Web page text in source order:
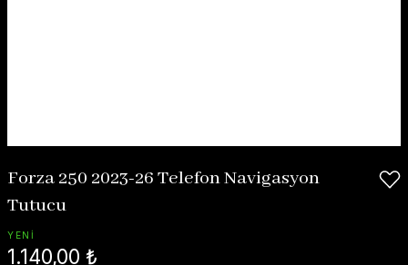
Forza 250 2023-26 Telefon Navigasyon
Tutucu
YENİ
1.140,00 ₺